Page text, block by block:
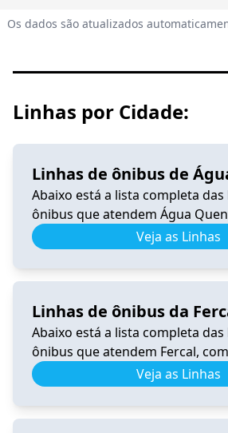
Os dados são atualizados
Linhas por Cidade:
Linhas de ônibus de
Abaixo está a lista completa
ônibus que atendem Água
rápido a horários, itinerários e
atualizadas. 0.340 Horário de
Real e Itinerário (2026) Ver
Horário de Ônibus 340.3
Veja as Linhas
Linhas de ônibus da
Abaixo está a lista completa
ônibus que atendem Fercal,
a horários, itinerários e
atualizadas. 0.531 Horário de
Veja as Linhas